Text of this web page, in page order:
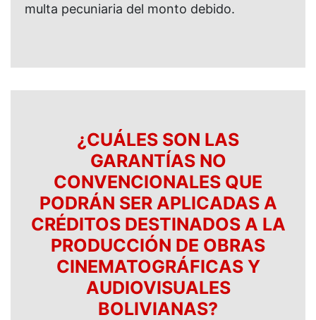
multa pecuniaria del monto debido.
¿CUÁLES SON LAS
GARANTÍAS NO
CONVENCIONALES QUE
PODRÁN SER APLICADAS A
CRÉDITOS DESTINADOS A LA
PRODUCCIÓN DE OBRAS
CINEMATOGRÁFICAS Y
AUDIOVISUALES
BOLIVIANAS?